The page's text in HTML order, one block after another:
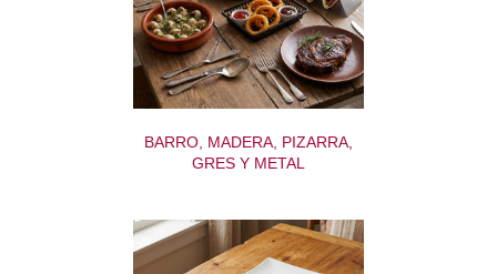
BARRO, MADERA, PIZARRA,
GRES Y METAL